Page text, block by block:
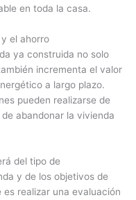
en toda la casa.
el ahorro
ya construida no solo
incrementa el valor
a largo plazo.
pueden realizarse de
abandonar la vivienda
del tipo de
y de los objetivos de
realizar una evaluación